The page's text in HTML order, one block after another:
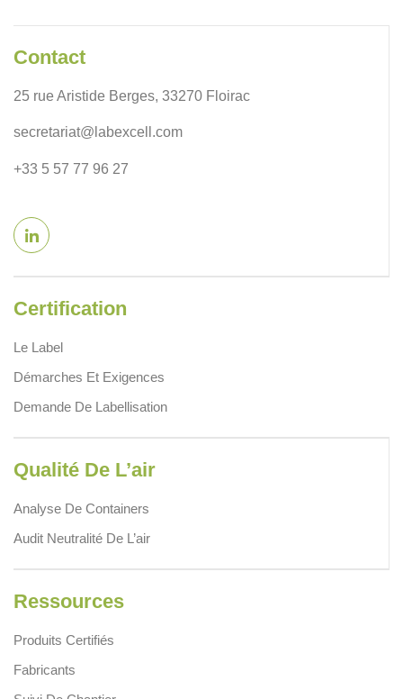
Contact
25 rue Aristide Berges, 33270 Floirac
secretariat@labexcell.com
+33 5 57 77 96 27
Certification
Le Label
Démarches Et Exigences
Demande De Labellisation
Qualité De L’air
Analyse De Containers
Audit Neutralité De L’air
Ressources
Produits Certifiés
Fabricants